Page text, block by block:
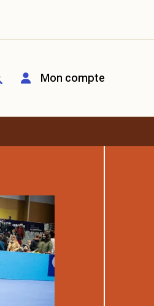
Mon compte